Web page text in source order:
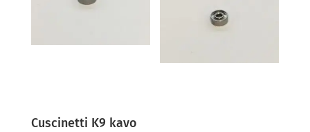
Cuscinetti K9 kavo